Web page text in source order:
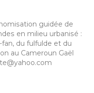
guidée de
en milieu urbanisé :
du fulfulde et du
au Cameroun Gaël